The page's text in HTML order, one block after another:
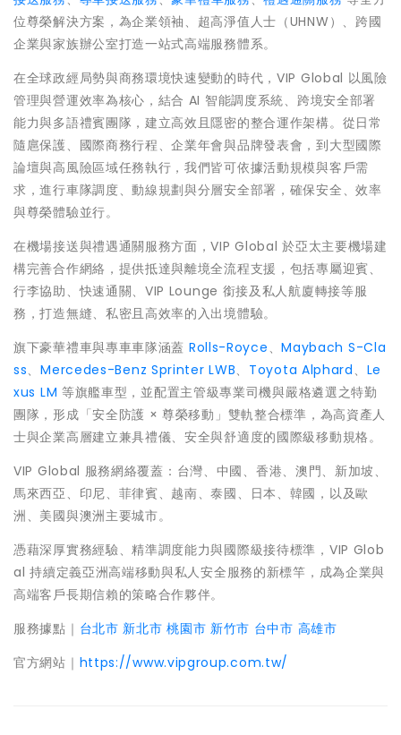
位尊榮解決方案，為企業領袖、超高淨值人士（UHNW）、跨國
企業與家族辦公室打造一站式高端服務體系。
在全球政經局勢與商務環境快速變動的時代，VIP Global 以風險
管理與營運效率為核心，結合 AI 智能調度系統、跨境安全部署
能力與多語禮賓團隊，建立高效且隱密的整合運作架構。從日常
隨扈保護、國際商務行程、企業年會與品牌發表會，到大型國際
論壇與高風險區域任務執行，我們皆可依據活動規模與客戶需
求，進行車隊調度、動線規劃與分層安全部署，確保安全、效率
與尊榮體驗並行。
在機場接送與禮遇通關服務方面，VIP Global 於亞太主要機場建
構完善合作網絡，提供抵達與離境全流程支援，包括專屬迎賓、
行李協助、快速通關、VIP Lounge 銜接及私人航廈轉接等服
務，打造無縫、私密且高效率的入出境體驗。
旗下豪華禮車與專車車隊涵蓋 Rolls-Royce 、Maybach S-Cla
ss、Mercedes-Benz Sprinter LWB、 Toyota Alphard 、 Le
xus LM 等旗艦車型，並配置主管級專業司機與嚴格遴選之特勤
團隊，形成「安全防護 × 尊榮移動」雙軌整合標準，為高資產人
士與企業高層建立兼具禮儀、安全與舒適度的國際級移動規格。
VIP Global 服務網絡覆蓋：台灣、中國、香港、澳門、新加坡、
馬來西亞、印尼、菲律賓、越南、泰國、日本、韓國，以及歐
洲、美國與澳洲主要城市。
憑藉深厚實務經驗、精準調度能力與國際級接待標準，VIP Glob
al 持續定義亞洲高端移動與私人安全服務的新標竿，成為企業與
高端客戶長期信賴的策略合作夥伴。
服務據點｜ 台北市 新北市 桃園市 新竹市 台中市 高雄市
官方網站｜ https://www.vipgroup.com.tw/